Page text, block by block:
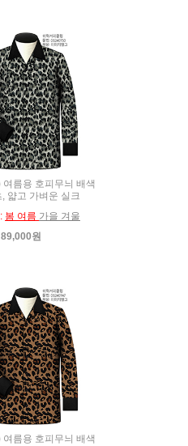
름용 호피무늬 배색
, 얇고 가벼운 실크
봄 여름 가을 겨울
89,000원
름용 호피무늬 배색